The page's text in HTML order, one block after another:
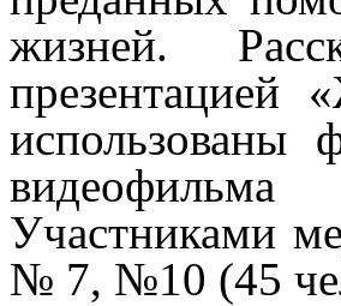
жизней.
презентацией
использованы
видеофильма
Участниками
№ 7, №10 (45